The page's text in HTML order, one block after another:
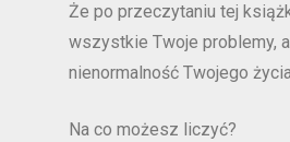
Że po przeczytaniu tej
wszystkie Twoje problemy, a
nienormalność Twojego
Na co możesz liczyć?